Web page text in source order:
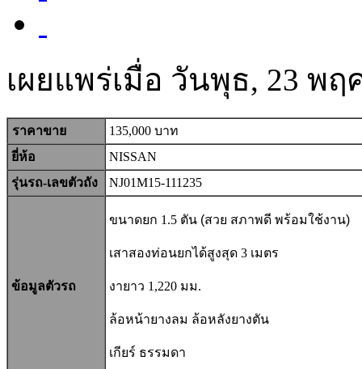
เผยแพร่เมื่อ วันพุธ, 23 พฤ
ราคาขาย
135,000 บาท
ยี่ห้อ
NISSAN
รุ่นรถ-เลขตัวถัง
NJ01M15-111235
ข้อมูลตัวรถ
ขนาดยก 1.5 ตัน (สวย สภาพดี พร้อมใช้งาน)
เสาสองท่อนยกได้สูงสุด 3 เมตร
งายาว 1,220 มม.
ล้อหน้ายางลม ล้อหลังยางตัน
เกียร์ ธรรมดา